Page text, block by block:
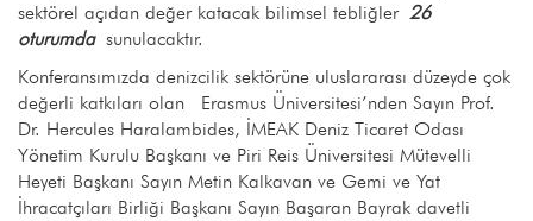
sektörel açıdan değer katacak bilimsel tebliğler 26
oturumda sunulacaktır.
Konferansımızda denizcilik sektörüne uluslararası düzeyde çok
değerli katkıları olan Erasmus Üniversitesi’nden Sayın Prof.
Dr. Hercules Haralambides, İMEAK Deniz Ticaret Odası
Yönetim Kurulu Başkanı ve Piri Reis Üniversitesi Mütevelli
Heyeti Başkanı Sayın Metin Kalkavan ve Gemi ve Yat
İhracatçıları Birliği Başkanı Sayın Başaran Bayrak davetli